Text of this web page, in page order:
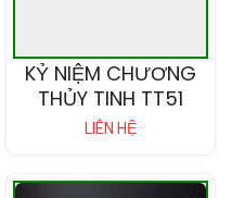
KỶ NIỆM CHƯƠNG
THỦY TINH TT51
LIÊN HỆ